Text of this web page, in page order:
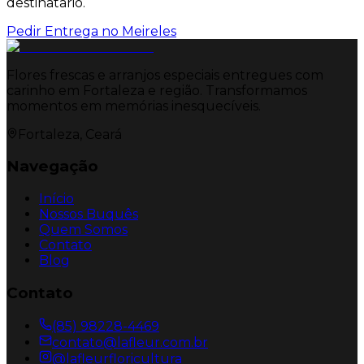
Pedir Entrega no Meireles
Flores frescas e arranjos especiais entregues com
carinho em Fortaleza e região. Transformamos
momentos em memórias inesquecíveis.
Fortaleza, Ceará
Navegação
Início
Nossos Buquês
Quem Somos
Contato
Blog
Contato
(85) 98228-4469
contato@lafleur.com.br
@lafleurfloricultura